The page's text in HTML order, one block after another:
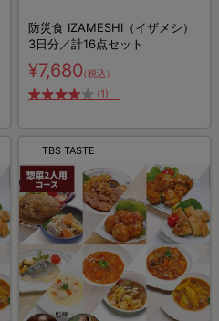
防災食 IZAMESHI（イザメシ）
3日分／計16点セット
¥7,680（税込）
(1)
TBS TASTE